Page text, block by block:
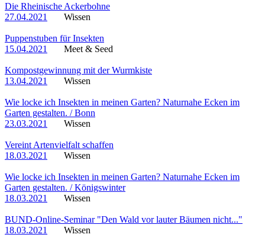
Die Rheinische Ackerbohne
27.04.2021
Wissen
Puppenstuben für Insekten
15.04.2021
Meet & Seed
Kompostgewinnung mit der Wurmkiste
13.04.2021
Wissen
Wie locke ich Insekten in meinen Garten? Naturnahe Ecken im
Garten gestalten. / Bonn
23.03.2021
Wissen
Vereint Artenvielfalt schaffen
18.03.2021
Wissen
Wie locke ich Insekten in meinen Garten? Naturnahe Ecken im
Garten gestalten. / Königswinter
18.03.2021
Wissen
BUND-Online-Seminar "Den Wald vor lauter Bäumen nicht..."
18.03.2021
Wissen